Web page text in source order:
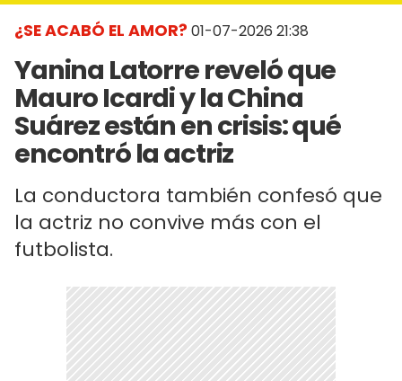
¿SE ACABÓ EL AMOR? 01-07-2026 21:38
Yanina Latorre reveló que
Mauro Icardi y la China
Suárez están en crisis: qué
encontró la actriz
La conductora también confesó que
la actriz no convive más con el
futbolista.